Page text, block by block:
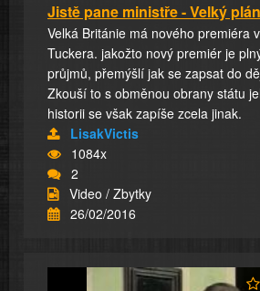
Jistě pane ministře - Velký plán
Velká Británie má nového premiéra
Tuckera. jakožto nový premiér je
průjmů, přemýšlí jak se zapsat do
Zkouší to s obměnou obrany státu
historii se však zapíše zcela jinak.
LisakVictis
1084x
2
Video / Zbytky
26/02/2016